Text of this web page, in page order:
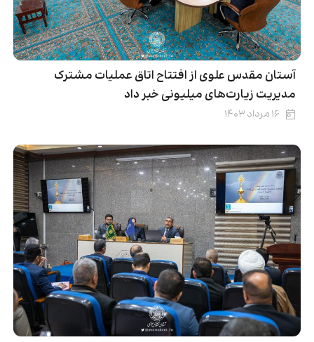
آستان مقدس علوی از افتتاح اتاق عملیات مشترک
مدیریت زیارت‌های میلیونی خبر داد
۱۶ مرداد ۱۴۰۳